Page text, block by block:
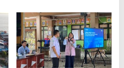
Perubahan Iklim